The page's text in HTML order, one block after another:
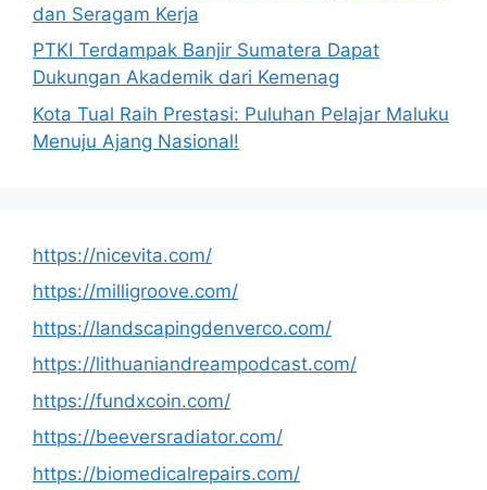
dan Seragam Kerja
PTKI Terdampak Banjir Sumatera Dapat
Dukungan Akademik dari Kemenag
Kota Tual Raih Prestasi: Puluhan Pelajar Maluku
Menuju Ajang Nasional!
https://nicevita.com/
https://milligroove.com/
https://landscapingdenverco.com/
https://lithuaniandreampodcast.com/
https://fundxcoin.com/
https://beeversradiator.com/
https://biomedicalrepairs.com/